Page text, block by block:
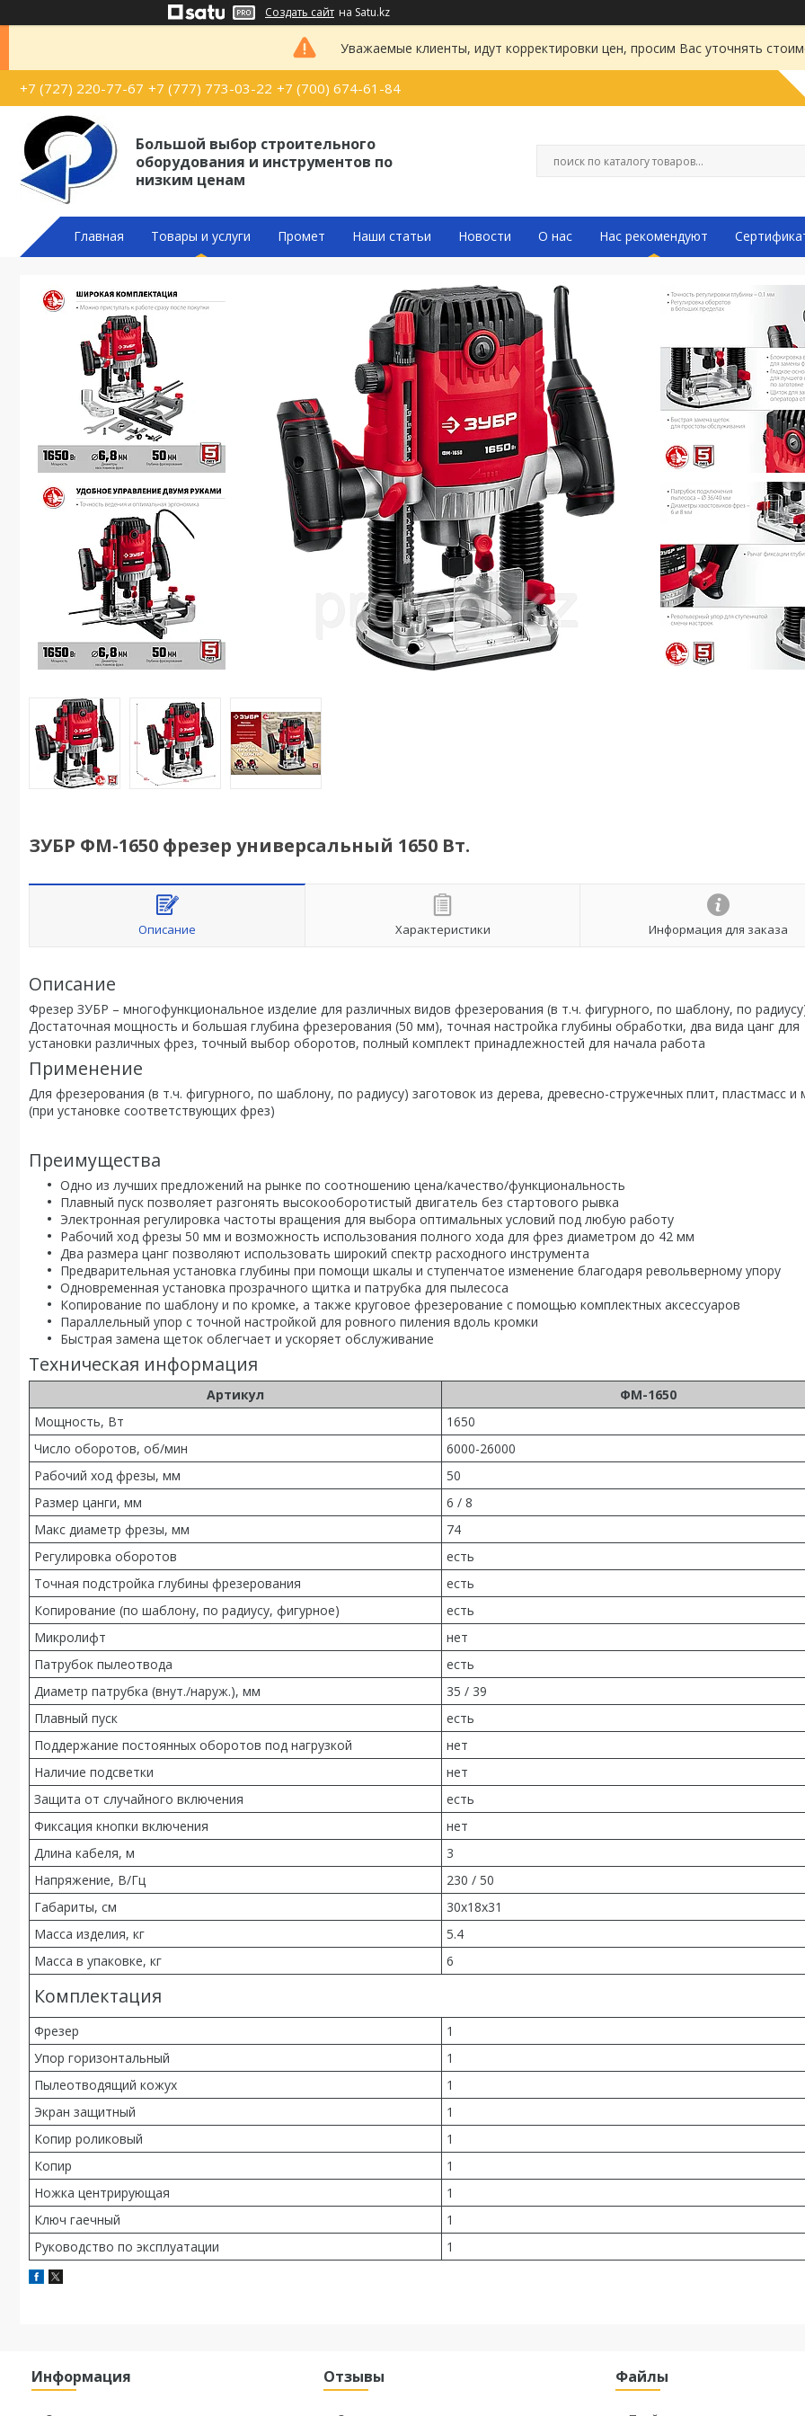
Создать сайт на Satu.kz
Уважаемые клиенты, идут корректировки цен, просим Вас уточнять
+7 (727) 220-77-67 +7 (777) 773-03-22 +7 (700) 674-61-84
Большой выбор строительного
оборудования и инструментов по
низким ценам
Главная Товары и услуги Промет Наши статьи Новости О нас Нас рекомендуют
ЗУБР ФМ-1650 фрезер универсальный 1650 Вт.
Описание Характеристики Информация для заказа
Описание
Фрезер ЗУБР – многофункциональное изделие для различных видов фрезерования (в т.ч. фигурного, по шаблону, по
Достаточная мощность и большая глубина фрезерования (50 мм), точная настройка глубины обработки, два вида цанг для
установки различных фрез, точный выбор оборотов, полный комплект принадлежностей для начала работа
Применение
Для фрезерования (в т.ч. фигурного, по шаблону, по радиусу) заготовок из дерева, древесно-стружечных плит, пластмасс и
(при установке соответствующих фрез)
Преимущества
Одно из лучших предложений на рынке по соотношению цена/качество/функциональность
Плавный пуск позволяет разгонять высокооборотистый двигатель без стартового рывка
Электронная регулировка частоты вращения для выбора оптимальных условий под любую работу
Рабочий ход фрезы 50 мм и возможность использования полного хода для фрез диаметром до 42 мм
Два размера цанг позволяют использовать широкий спектр расходного инструмента
Предварительная установка глубины при помощи шкалы и ступенчатое изменение благодаря револьверному упору
Одновременная установка прозрачного щитка и патрубка для пылесоса
Копирование по шаблону и по кромке, а также круговое фрезерование с помощью комплектных аксессуаров
Параллельный упор с точной настройкой для ровного пиления вдоль кромки
Быстрая замена щеток облегчает и ускоряет обслуживание
Техническая информация
Артикул
ФМ-1650
Мощность, Вт
1650
Число оборотов, об/мин
6000-26000
Рабочий ход фрезы, мм
50
Размер цанги, мм
6 / 8
Макс диаметр фрезы, мм
74
Регулировка оборотов
есть
Точная подстройка глубины фрезерования
есть
Копирование (по шаблону, по радиусу, фигурное)
есть
Микролифт
нет
Патрубок пылеотвода
есть
Диаметр патрубка (внут./наруж.), мм
35 / 39
Плавный пуск
есть
Поддержание постоянных оборотов под нагрузкой
нет
Наличие подсветки
нет
Защита от случайного включения
есть
Фиксация кнопки включения
нет
Длина кабеля, м
3
Напряжение, В/Гц
230 / 50
Габариты, см
30x18x31
Масса изделия, кг
5.4
Масса в упаковке, кг
6
Комплектация
Фрезер
1
Упор горизонтальный
1
Пылеотводящий кожух
1
Экран защитный
1
Копир роликовый
1
Копир
1
Ножка центрирующая
1
Ключ гаечный
1
Руководство по эксплуатации
1
Информация Отзывы Файлы